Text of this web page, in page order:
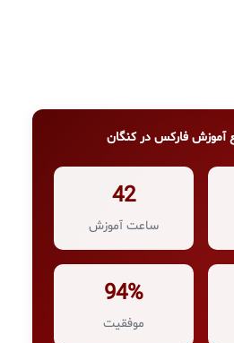
آموزش فارکس در کنگان
42
ساعت آموزش
94%
موفقیت